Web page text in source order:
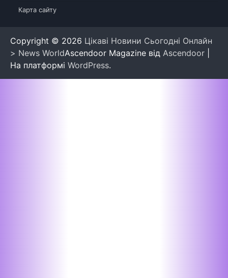
Карта сайту
Copyright © 2026 Цікаві Новини Сьогодні Онлайн
> News WorldAscendoor Magazine від Ascendoor
На платформі WordPress.